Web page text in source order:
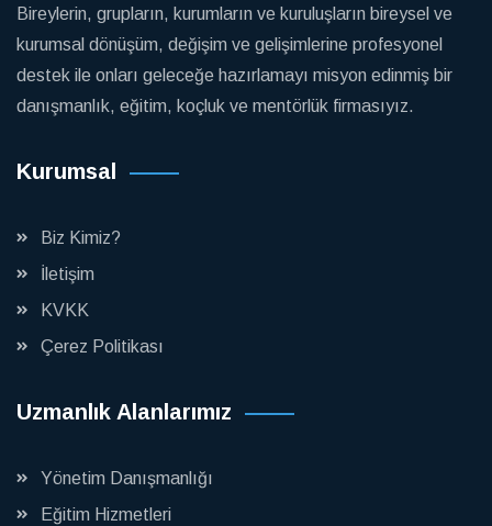
Bireylerin, grupların, kurumların ve kuruluşların bireysel ve
kurumsal dönüşüm, değişim ve gelişimlerine profesyonel
destek ile onları geleceğe hazırlamayı misyon edinmiş bir
danışmanlık, eğitim, koçluk ve mentörlük firmasıyız.
Kurumsal
Biz Kimiz?
İletişim
KVKK
Çerez Politikası
Uzmanlık Alanlarımız
Yönetim Danışmanlığı
Eğitim Hizmetleri